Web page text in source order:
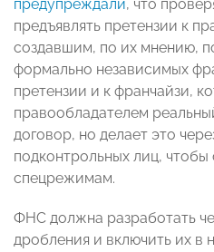
предупреждали, что
предъявлять претензии к
создавшим, по их мнению,
формально независимых
претензии и к франчайзи,
правообладателем
договор, но делает это
подконтрольных лиц,
спецрежимам.
ФНС должна разработать
дробления и включить их в